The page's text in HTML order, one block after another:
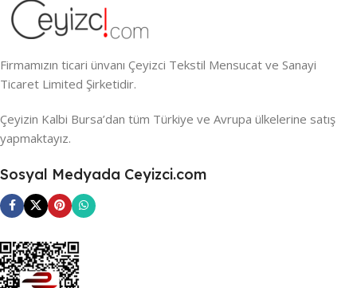
Firmamızın ticari ünvanı Çeyizci Tekstil Mensucat ve Sanayi
Ticaret Limited Şirketidir.
Çeyizin Kalbi Bursa’dan tüm Türkiye ve Avrupa ülkelerine satış
yapmaktayız.
Sosyal Medyada Ceyizci.com